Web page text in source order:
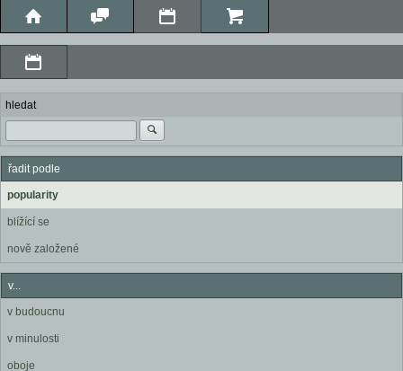
hledat
řadit podle
popularity
blížící se
nově založené
v...
v budoucnu
v minulosti
oboje